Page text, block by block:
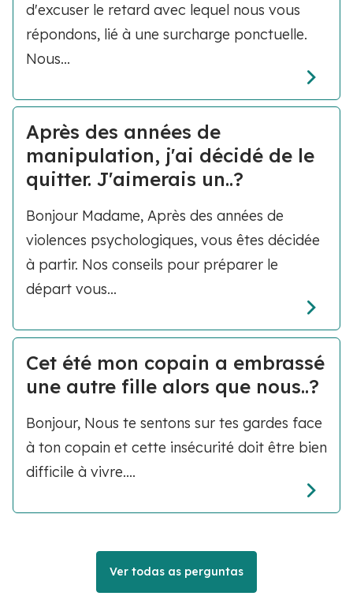
d'excuser le retard avec lequel nous vous
répondons, lié à une surcharge ponctuelle.
Nous...
Après des années de
manipulation, j'ai décidé de le
quitter. J'aimerais un..?
Bonjour Madame, Après des années de
violences psychologiques, vous êtes décidée
à partir. Nos conseils pour préparer le
départ vous...
Cet été mon copain a embrassé
une autre fille alors que nous..?
Bonjour, Nous te sentons sur tes gardes face
à ton copain et cette insécurité doit être bien
difficile à vivre....
Ver todas as perguntas